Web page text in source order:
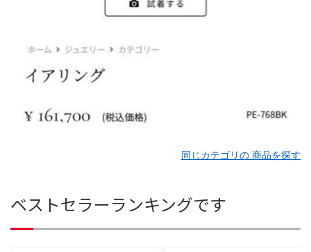
同じカテゴリの 商品を探す
ベストセラーランキングです